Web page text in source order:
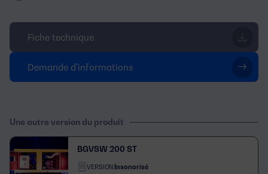
Fiche technique
Demande d'informations
Une autre version du produit
BGVSW 200 ST
VERSION:Insonorisé